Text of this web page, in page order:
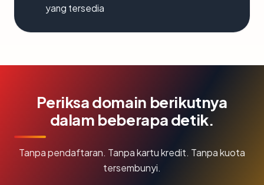
yang tersedia
Periksa domain berikutnya
dalam beberapa detik.
Tanpa pendaftaran. Tanpa kartu kredit. Tanpa kuota
tersembunyi.